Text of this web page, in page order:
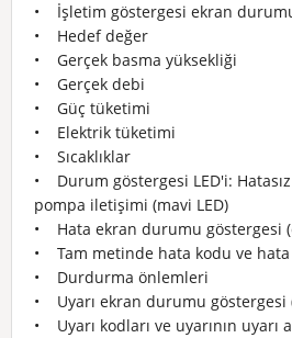
• İşletim göstergesi ekran
• Hedef değer
• Gerçek basma yüksekliği
• Gerçek debi
• Güç tüketimi
• Elektrik tüketimi
• Sıcaklıklar
• Durum göstergesi LED'i:
pompa iletişimi (mavi LED)
• Hata ekran durumu göstergesi
• Tam metinde hata kodu ve hata
• Durdurma önlemleri
• Uyarı ekran durumu göstergesi
• Uyarı kodları ve uyarının uyarı